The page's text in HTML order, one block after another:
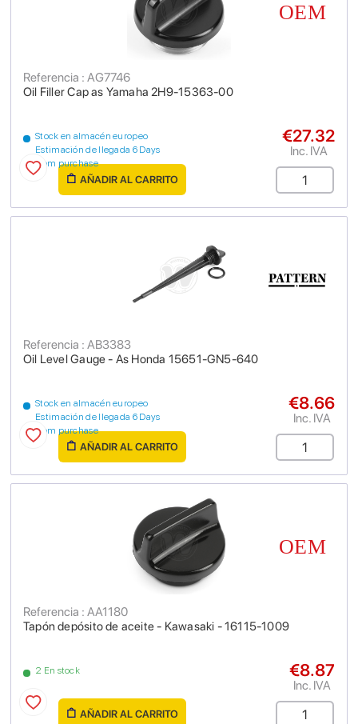
Oil Filler Cap as Yamaha 2H9-15363-00
Referencia : AG7746
Stock en almacén europeo
Estimación de llegada 6 Days
from purchase
€27.32
Inc. IVA
AÑADIR AL CARRITO
Oil Level Gauge - As Honda 15651-GN5-640
Referencia : AB3383
Stock en almacén europeo
Estimación de llegada 6 Days
from purchase
€8.66
Inc. IVA
AÑADIR AL CARRITO
Tapón depósito de aceite - Kawasaki - 16115-1009
Referencia : AA1180
2 En stock €8.87
Inc. IVA
AÑADIR AL CARRITO